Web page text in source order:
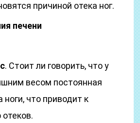
причиной отека ног.
печени
. Стоит ли говорить, что у
весом постоянная
ноги, что приводит к